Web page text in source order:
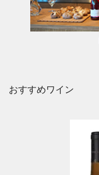
おすすめワイン